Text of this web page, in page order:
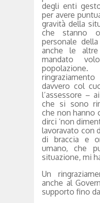
degli enti
per avere
gravità della
che stanno
personale
anche le
mandato
davvero col
l’assessore –
che si sono
che non hanno
dirci ‘non
lavoravato con
di braccia e
umano, che
situazione, mi
Un
anche al
supporto fino